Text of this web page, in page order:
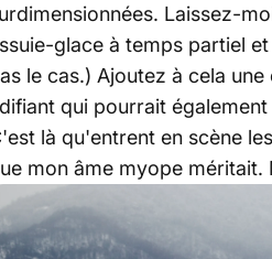
Laissez-
glace à temps partiel
le cas.) Ajoutez à cela
qui pourrait
là qu'entrent en scène
mon âme myope méritait.